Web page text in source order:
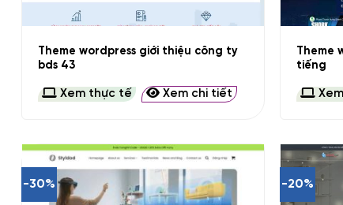
Theme wordpress giới thiệu công ty
bds 43
Xem thực tế Xem chi tiết
Theme
tiếng
-30% -20%